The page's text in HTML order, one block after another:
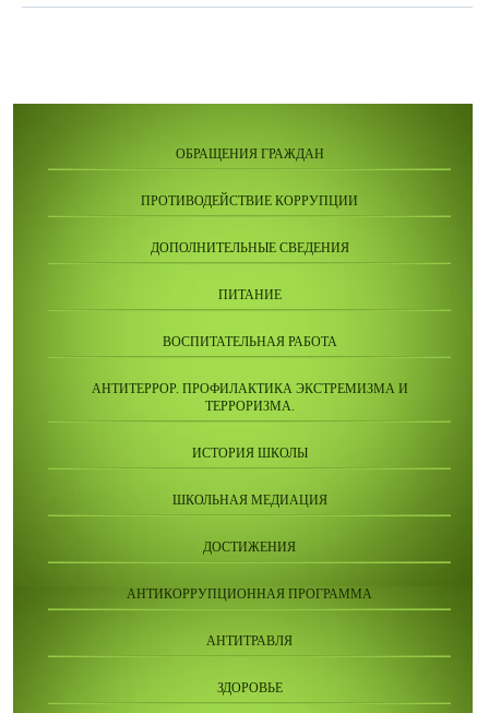
ОБРАЩЕНИЯ ГРАЖДАН
ПРОТИВОДЕЙСТВИЕ КОРРУПЦИИ
ДОПОЛНИТЕЛЬНЫЕ СВЕДЕНИЯ
ПИТАНИЕ
ВОСПИТАТЕЛЬНАЯ РАБОТА
АНТИТЕРРОР. ПРОФИЛАКТИКА ЭКСТРЕМИЗМА И
ТЕРРОРИЗМА.
ИСТОРИЯ ШКОЛЫ
ШКОЛЬНАЯ МЕДИАЦИЯ
ДОСТИЖЕНИЯ
АНТИКОРРУПЦИОННАЯ ПРОГРАММА
АНТИТРАВЛЯ
ЗДОРОВЬЕ